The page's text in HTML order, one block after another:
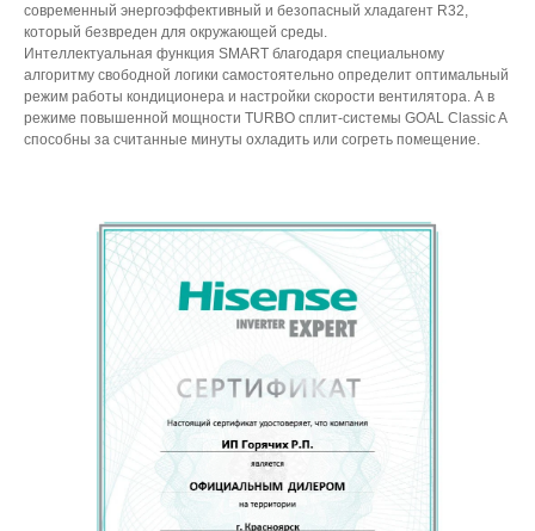
современный энергоэффективный и безопасный хладагент R32,
который безвреден для окружающей среды.
Интеллектуальная функция SMART благодаря специальному
алгоритму свободной логики самостоятельно определит оптимальный
режим работы кондиционера и настройки скорости вентилятора. А в
режиме повышенной мощности TURBO сплит-системы GOAL Classic A
способны за считанные минуты охладить или согреть помещение.